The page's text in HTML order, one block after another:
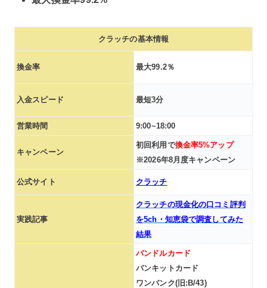
クラッチの基本情報
換金率 最大99.2％
入金スピード 最短3分
営業時間 9:00~18:00
キャンペーン
初回利用で換金率5%アップ
※2026年8月度キャンペーン
公式サイト クラッチ
実践記事
クラッチの現金化の口コミ評判
を5ch・知恵袋で調査してみた
結果
バンドルカード
バンキットカード
ワンバンク(旧:B/43)